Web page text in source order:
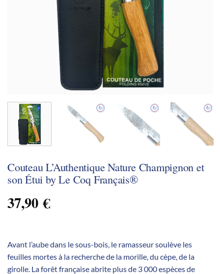
Couteau L’Authentique Nature Champignon et
son Étui by Le Coq Français®
37,90€
Avant l’aube dans le sous-bois, le ramasseur soulève les
feuilles mortes à la recherche de la morille, du cèpe, de la
girolle. La forêt française abrite plus de 3 000 espèces de